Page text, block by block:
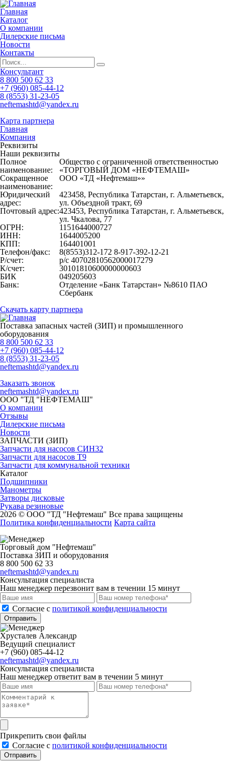
Главная
Каталог
О компании
Дилерские письма
Новости
Контакты
Консультант
8 800 500 62 33
+7 (960) 085-44-12
8 (8553) 31-23-05
neftemashtd@yandex.ru
Карта партнера
Главная
Компания
Реквизиты
Наши реквизиты
Полное
наименование:
Общество с ограниченной ответственностью
«ТОРГОВЫЙ ДОМ «НЕФТЕМАШ»
Сокращенное
наименование:
ООО «ТД «Нефтемаш»»
Юридический
адрес:
423458, Республика Татарстан, г. Альметьевск,
ул. Объездной тракт, 69
Почтовый адрес:423453, Республика Татарстан, г. Альметьевск,
ул. Чкалова, 77
ОГРН:
1151644000727
ИНН:
1644005200
КПП:
164401001
Телефон/факс:
8(8553)312-172 8-917-392-12-21
Р/счет:
р/с 40702810562000017279
К/счет:
30101810600000000603
БИК
049205603
Банк:
Отделение «Банк Татарстан» №8610 ПАО
Сбербанк
Скачать карту партнера
Поставка запасных частей (ЗИП) и промышленного
оборудования
8 800 500 62 33
+7 (960) 085-44-12
8 (8553) 31-23-05
neftemashtd@yandex.ru
Заказать звонок
neftemashtd@yandex.ru
ООО "ТД "НЕФТЕМАШ"
О компании
Отзывы
Дилерские письма
Новости
ЗАПЧАСТИ (ЗИП)
Запчасти для насосов СИН32
Запчасти для насосов Т9
Запчасти для коммунальной техники
Каталог
Подшипники
Манометры
Затворы дисковые
Рукава резиновые
2026 © ООО "ТД "Нефтемаш" Все права защищены
Политика конфиденциальности Карта сайта
Торговый дом "Нефтемаш"
Поставка ЗИП и оборудования
8 800 500 62 33
neftemashtd@yandex.ru
Консультация специалиста
Наш менеджер перезвонит вам в течении 15 минут
Cогласие с политикой конфиденциальности
Отправить
Хрусталев Александр
Ведущий специалист
+7 (960) 085-44-12
neftemashtd@yandex.ru
Консультация специалиста
Наш менеджер ответит вам в течении 5 минут
Прикрепить свои файлы
Cогласие с политикой конфиденциальности
Отправить